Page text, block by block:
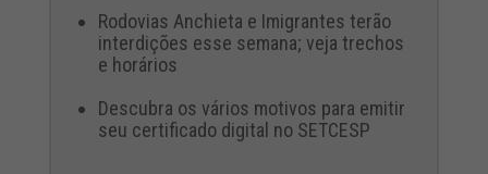
Rodovias Anchieta e Imigrantes terão
interdições esse semana; veja trechos
e horários
Descubra os vários motivos para emitir
seu certificado digital no SETCESP